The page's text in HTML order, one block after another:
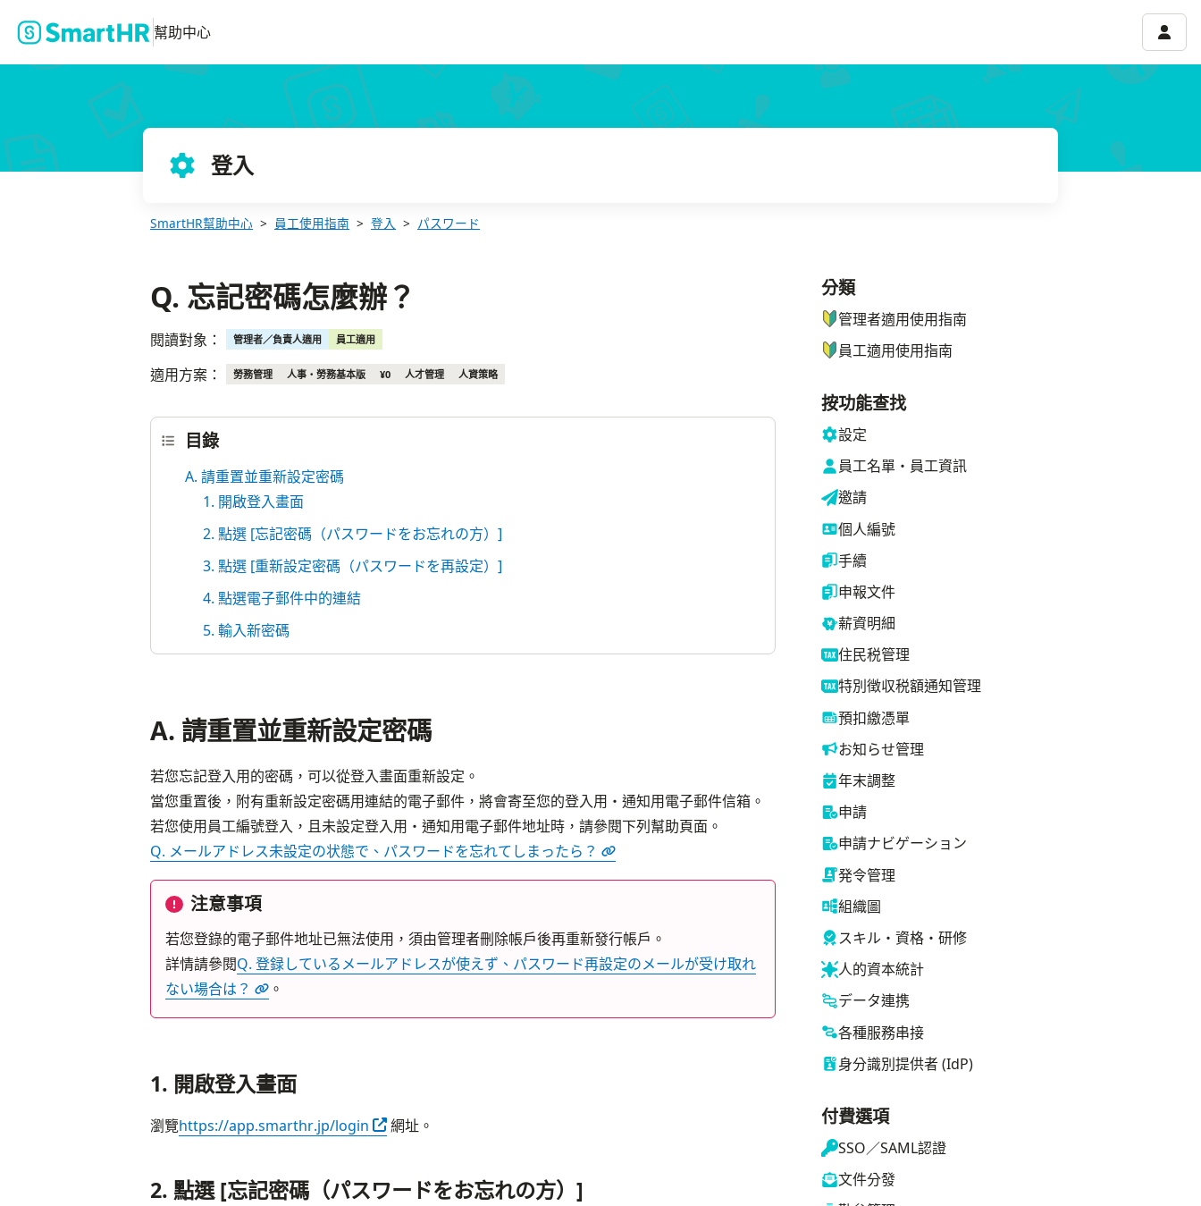
幫助中心 帳號
登入
SmartHR幫助中心 員工使用指南 登入 パスワード
Q. 忘記密碼怎麼辦？
閱讀對象： 管理者／負責人適用 員工適用
適用方案： 勞務管理 人事・勞務基本版 ¥0 人才管理 人資策略
目錄
A. 請重置並重新設定密碼
1. 開啟登入畫面
2. 點選 [忘記密碼（パスワードをお忘れの方）]
3. 點選 [重新設定密碼（パスワードを再設定）]
4. 點選電子郵件中的連結
5. 輸入新密碼
A. 請重置並重新設定密碼
若您忘記登入用的密碼，可以從登入畫面重新設定。
當您重置後，附有重新設定密碼用連結的電子郵件，將會寄至您的登入用・通知用電子郵件信箱。
Q. メールアドレス未設定の状態で、パスワードを忘れてしまったら？
注意事項
若您登錄的電子郵件地址已無法使用，須由管理者刪除帳戶後再重新發行帳戶。
詳情請參閱Q. 登録しているメールアドレスが使えず、パスワード再設定のメールが受け取れ
ない場合は？
。
1. 開啟登入畫面
瀏覽https://app.smarthr.jp/login
另開分頁
網址。
2. 點選 [忘記密碼（パスワードをお忘れの方）]
ナビゲーションメニュー
分類
管理者適用使用指南
員工適用使用指南
按功能查找
設定
員工名單・員工資訊
邀請
個人編號
手續
申報文件
薪資明細
住民税管理
特別徴収税額通知管理
預扣繳憑單
お知らせ管理
年末調整
申請
申請ナビゲーション
発令管理
組織圖
スキル・資格・研修
人的資本統計
データ連携
各種服務串接
身分識別提供者 (IdP)
付費選項
SSO／SAML認證
文件分發